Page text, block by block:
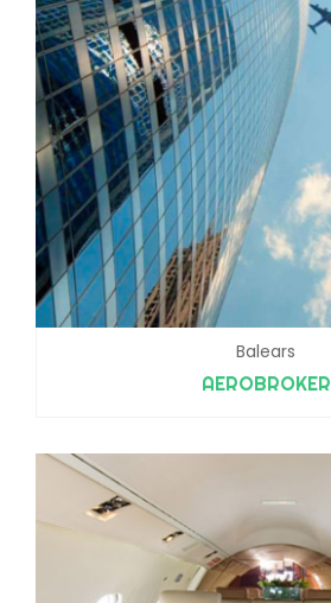
Balears
AEROBROKER